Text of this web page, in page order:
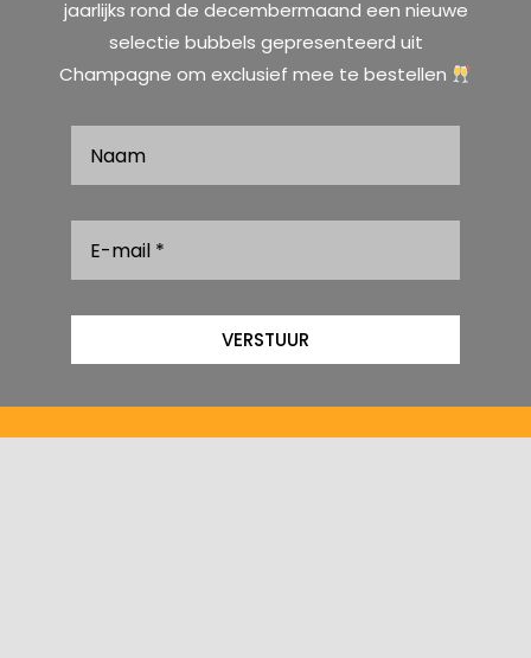
jaarlijks rond de decembermaand een nieuwe
selectie bubbels gepresenteerd uit
Champagne om exclusief mee te bestellen
VERSTUUR